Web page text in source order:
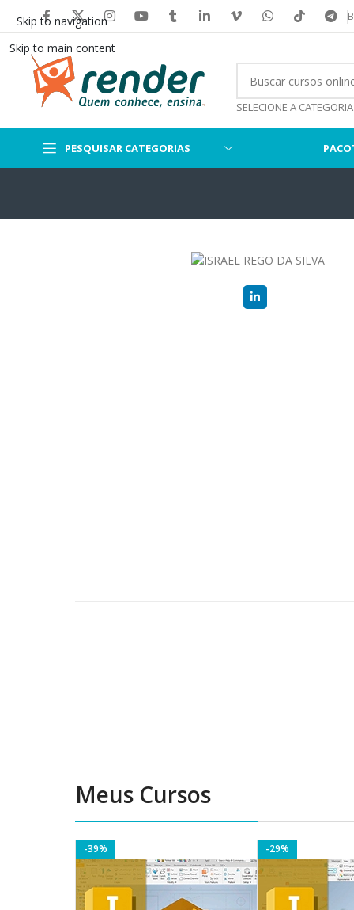
Skip to navigation
Skip to main content
SELECIONE A CATEGORIA
PESQUISAR CATEGORIAS
Meus Cursos
-39% -29%